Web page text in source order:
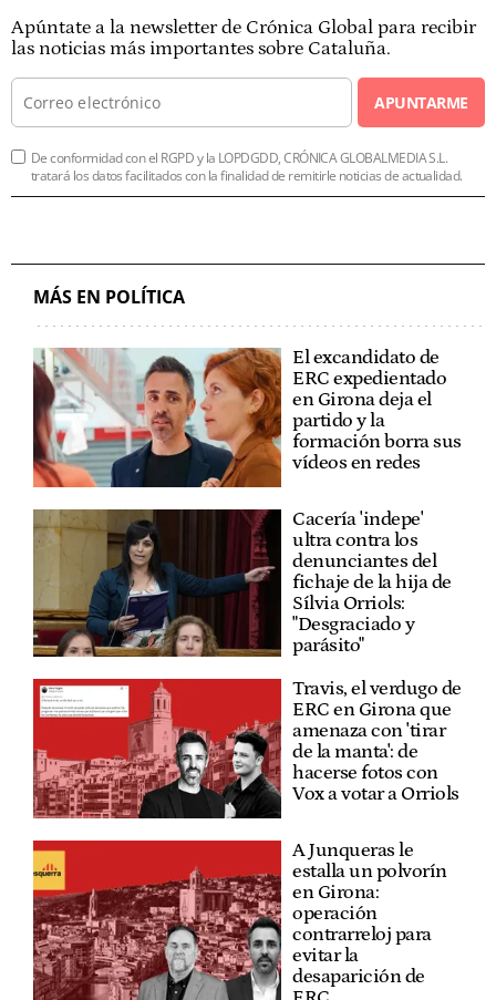
Apúntate a la newsletter de Crónica Global para recibir
las noticias más importantes sobre Cataluña.
APUNTARME
De conformidad con el RGPD y la LOPDGDD, CRÓNICA GLOBALMEDIA S.L.
tratará los datos facilitados con la finalidad de remitirle noticias de actualidad.
MÁS EN POLÍTICA
El excandidato de
ERC expedientado
en Girona deja el
partido y la
formación borra sus
vídeos en redes
Cacería 'indepe'
ultra contra los
denunciantes del
fichaje de la hija de
Sílvia Orriols:
"Desgraciado y
parásito"
Travis, el verdugo de
ERC en Girona que
amenaza con 'tirar
de la manta': de
hacerse fotos con
Vox a votar a Orriols
A Junqueras le
estalla un polvorín
en Girona:
operación
contrarreloj para
evitar la
desaparición de